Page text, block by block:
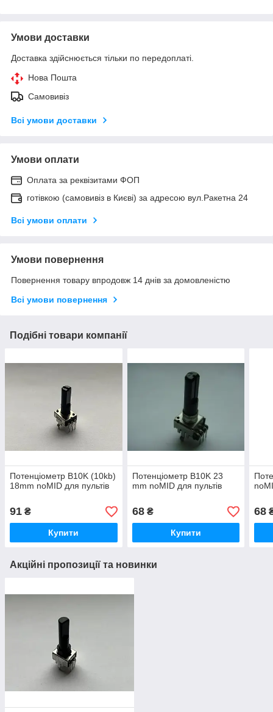
Умови доставки
Доставка здійснюється тільки по передоплаті.
Нова Пошта
Самовивіз
Всі умови доставки
Умови оплати
Оплата за реквізитами ФОП
готівкою (самовивіз в Києві) за адресою вул.Ракетна 24
Всі умови оплати
Умови повернення
Повернення товару впродовж 14 днів за домовленістю
Всі умови повернення
Подібні товари компанії
Потенціометр B10K (10kb)
18mm noMID для пультів
91 ₴
Купити
Потенціометр B10K 23
mm noMID для пультів
68₴
Купити
68
Акційні пропозиції та новинки